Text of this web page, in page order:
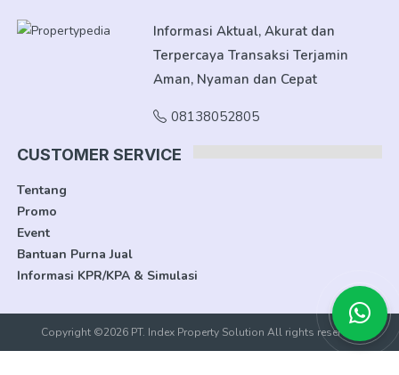
Informasi Aktual, Akurat dan
Terpercaya Transaksi Terjamin
Aman, Nyaman dan Cepat
08138052805
CUSTOMER SERVICE
Tentang
Promo
Event
Bantuan Purna Jual
Informasi KPR/KPA & Simulasi
Copyright ©2026 PT. Index Property Solution All rights reserved